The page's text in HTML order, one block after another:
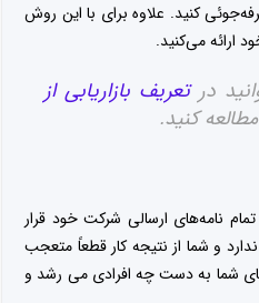
کنید. علاوه برای با این روش
ارائه می‌کنید.
درتعریف بازاریابی از
مطالعه کنید.
نامه‌های ارسالی شرکت خود قرار
و شما از نتیجه کار قطعاً متعجب
شما به دست چه افرادی می رشد و